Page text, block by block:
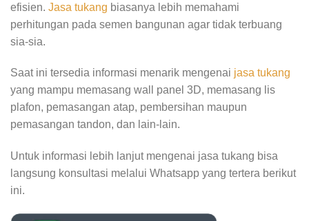
efisien. Jasa tukang biasanya lebih memahami
perhitungan pada semen bangunan agar tidak terbuang
sia-sia.
Saat ini tersedia informasi menarik mengenai jasa tukang
yang mampu memasang wall panel 3D, memasang lis
plafon, pemasangan atap, pembersihan maupun
pemasangan tandon, dan lain-lain.
Untuk informasi lebih lanjut mengenai jasa tukang bisa
langsung konsultasi melalui Whatsapp yang tertera berikut
ini.